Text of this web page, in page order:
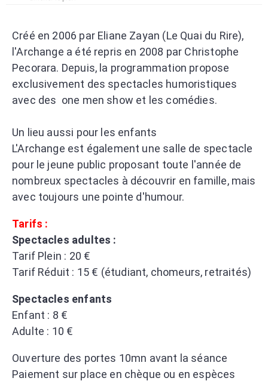
Créé en 2006 par Eliane Zayan (Le Quai du Rire),
l'Archange a été repris en 2008 par Christophe
Pecorara. Depuis, la programmation propose
exclusivement des spectacles humoristiques
avec des one men show et les comédies.
Un lieu aussi pour les enfants
L'Archange est également une salle de spectacle
pour le jeune public proposant toute l'année de
nombreux spectacles à découvrir en famille, mais
avec toujours une pointe d'humour.
Tarifs :
Spectacles adultes :
Tarif Plein : 20 €
Tarif Réduit : 15 € (étudiant, chomeurs, retraités)
Spectacles enfants
Enfant : 8 €
Adulte : 10 €
Ouverture des portes 10mn avant la séance
Paiement sur place en chèque ou en espèces